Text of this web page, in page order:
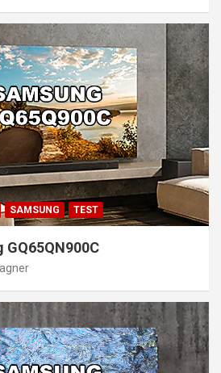
SAMSUNG TEST
GQ65QN900C